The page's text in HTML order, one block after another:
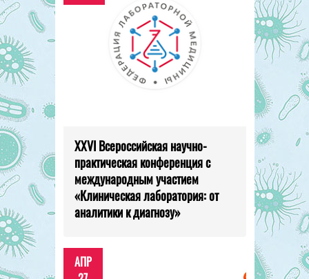
XXVI Всероссийская научно-
практическая конференция с
международным участием
«Клиническая лаборатория: от
аналитики к диагнозу»
АПР